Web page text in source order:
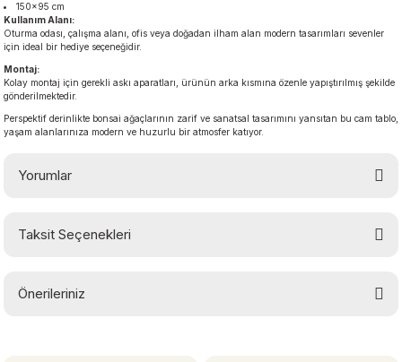
150×95 cm
Kullanım Alanı:
Oturma odası, çalışma alanı, ofis veya doğadan ilham alan modern tasarımları sevenler
için ideal bir hediye seçeneğidir.
Montaj:
Kolay montaj için gerekli askı aparatları, ürünün arka kısmına özenle yapıştırılmış şekilde
gönderilmektedir.
Perspektif derinlikte bonsai ağaçlarının zarif ve sanatsal tasarımını yansıtan bu cam tablo,
yaşam alanlarınıza modern ve huzurlu bir atmosfer katıyor.
Yorumlar
Taksit Seçenekleri
Önerileriniz